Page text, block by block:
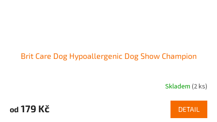
Brit Care Dog Hypoallergenic Dog Show Champion
Skladem (2 ks)
od 179 Kč DETAIL